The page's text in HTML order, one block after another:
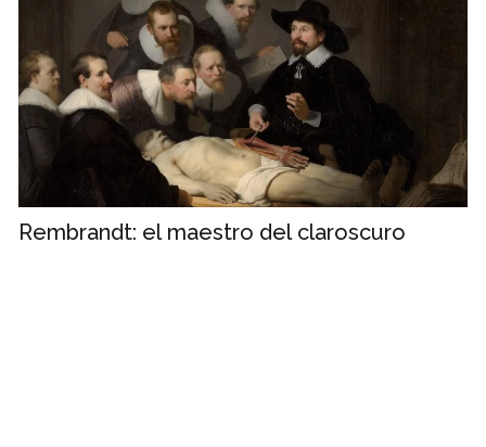
Rembrandt: el maestro del claroscuro